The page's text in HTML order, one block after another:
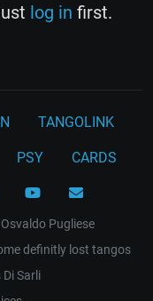
log in first.
TANGOLINK
PSY CARDS
Osvaldo Pugliese
definitly lost tangos
Di Sarli